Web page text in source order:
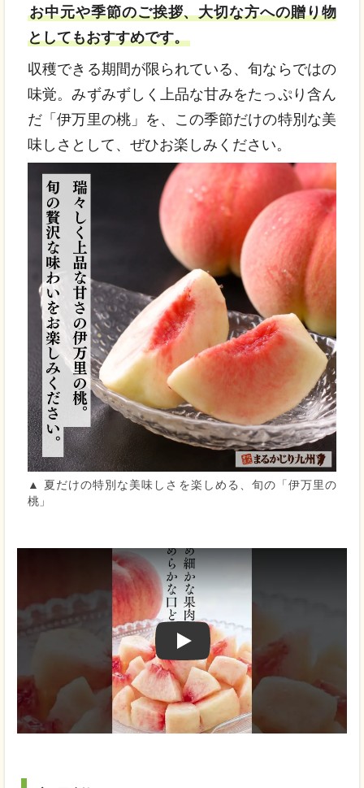
お中元や季節のご挨拶、大切な方への贈り物
としてもおすすめです。
収穫できる期間が限られている、旬ならではの
味覚。みずみずしく上品な甘みをたっぷり含ん
だ「伊万里の桃」を、この季節だけの特別な美
味しさとして、ぜひお楽しみください。
▲ 夏だけの特別な美味しさを楽しめる、旬の「伊万里の
桃」
Play